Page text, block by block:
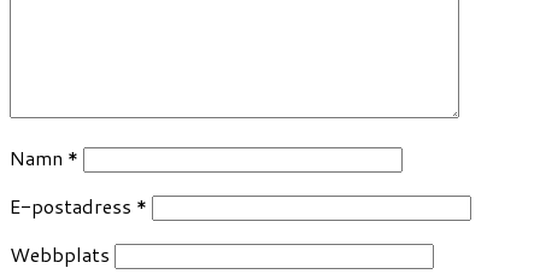
Namn *
E-postadress *
Webbplats